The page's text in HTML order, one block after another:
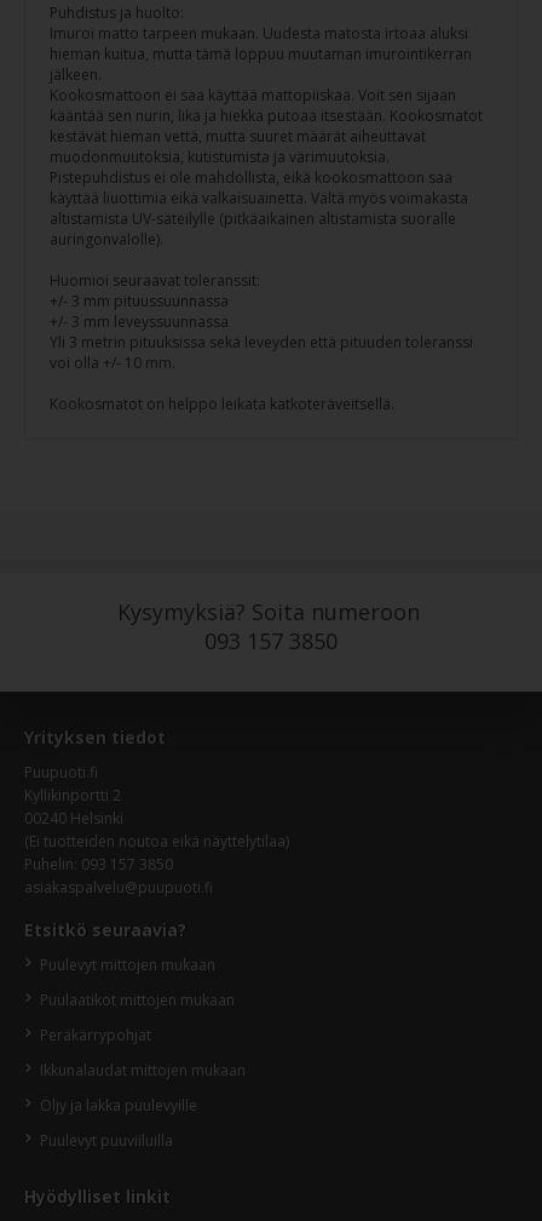
Puhdistus ja huolto:
Imuroi matto tarpeen mukaan. Uudesta matosta irtoaa aluksi
hieman kuitua, mutta tämä loppuu muutaman imurointikerran
jälkeen.
Kookosmattoon ei saa käyttää mattopiiskaa. Voit sen sijaan
kääntää sen nurin, lika ja hiekka putoaa itsestään. Kookosmatot
kestävät hieman vettä, mutta suuret määrät aiheuttavat
muodonmuutoksia, kutistumista ja värimuutoksia.
Pistepuhdistus ei ole mahdollista, eikä kookosmattoon saa
käyttää liuottimia eikä valkaisuainetta. Vältä myös voimakasta
altistamista UV-säteilylle (pitkäaikainen altistamista suoralle
auringonvalolle).
Huomioi seuraavat toleranssit:
+/- 3 mm pituussuunnassa
+/- 3 mm leveyssuunnassa
Yli 3 metrin pituuksissa sekä leveyden että pituuden toleranssi
voi olla +/- 10 mm.
Kookosmatot on helppo leikata katkoteräveitsellä.
Kysymyksiä? Soita numeroon
093 157 3850
Yrityksen tiedot
Puupuoti.fi
Kyllikinportti 2
00240 Helsinki
(Ei tuotteiden noutoa eikä näyttelytilaa)
Puhelin: 093 157 3850
asiakaspalvelu@puupuoti.fi
Etsitkö seuraavia?
Puulevyt mittojen mukaan
Puulaatikot mittojen mukaan
Peräkärrypohjat
Ikkunalaudat mittojen mukaan
Öljy ja lakka puulevyille
Puulevyt puuviiluilla
Hyödylliset linkit